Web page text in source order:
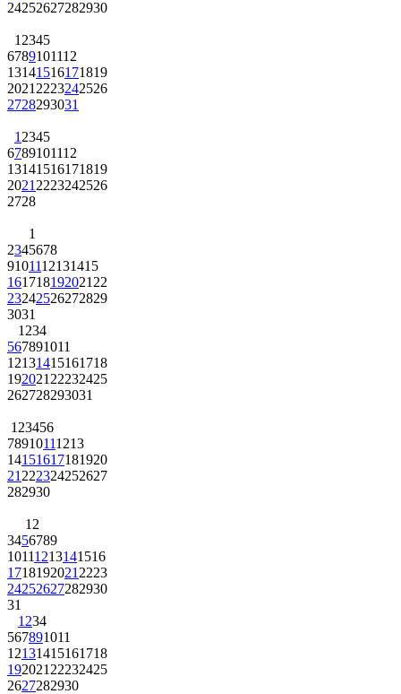
24252627282930
1 2345
6789101112
13141516171819
2021 2223242526
2728293031
1 2345
6789101112
13141516171819
2021 2223242526
2728
1
2345678
9101112131415
161718192021 22
23242526272829
3031
1 234
567891011
12131415161718
192021 22232425
262728293031
1 23456
78910111213
14151617181920
21 222324252627
282930
1 2
3456789
10111213141516
1718192021 2223
24252627282930
31
1 234
567891011
12131415161718
192021 22232425
2627282930